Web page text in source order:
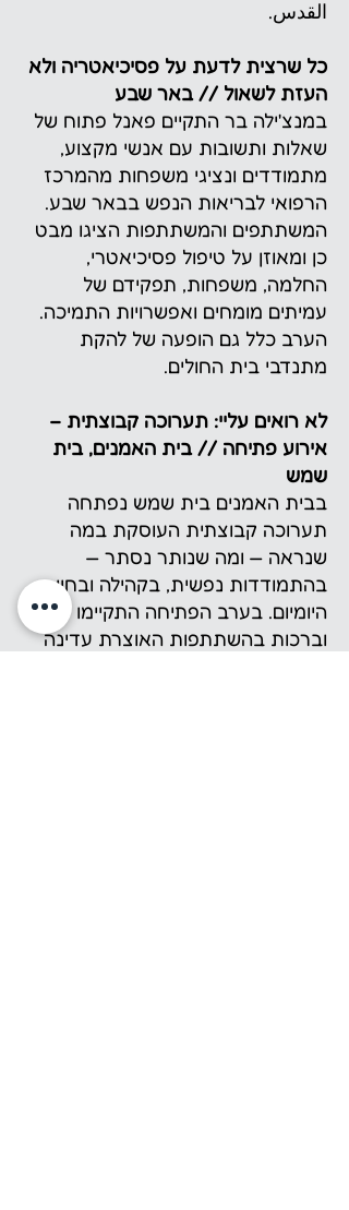
القدس.
כל שרצית לדעת על פסיכיאטריה ולא
העזת לשאול // באר שבע
במנצ'ילה בר התקיים פאנל פתוח של
שאלות ותשובות עם אנשי מקצוע,
מתמודדים ונציגי משפחות מהמרכז
הרפואי לבריאות הנפש בבאר שבע.
המשתתפים והמשתתפות הציגו מבט
כן ומאוזן על טיפול פסיכיאטרי,
החלמה, משפחות, תפקידם של
עמיתים מומחים ואפשרויות התמיכה.
הערב כלל גם הופעה של להקת
מתנדבי בית החולים.
לא רואים עליי: תערוכה קבוצתית –
אירוע פתיחה // בית האמנים, בית
שמש
בבית האמנים בית שמש נפתחה
תערוכה קבוצתית העוסקת במה
שנראה — ומה שנותר נסתר —
בהתמודדות נפשית, בקהילה ובחיי
היומיום. בערב הפתיחה התקיימו שיח
וברכות בהשתתפות האוצרת עדינה